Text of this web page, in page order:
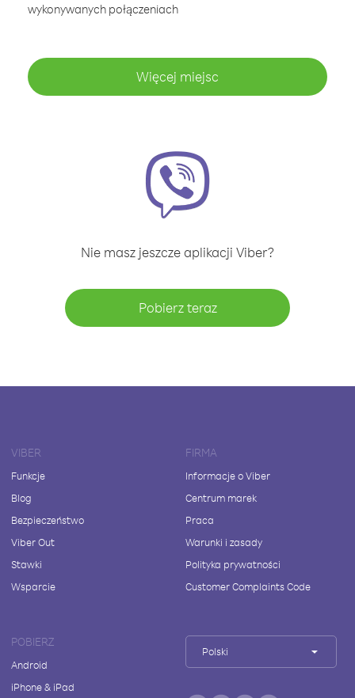
wykonywanych połączeniach
Więcej miejsc
Nie masz jeszcze aplikacji Viber?
Pobierz teraz
VIBER
Funkcje
Blog
Bezpieczeństwo
Viber Out
Stawki
Wsparcie
FIRMA
Informacje o Viber
Centrum marek
Praca
Warunki i zasady
Polityka prywatności
Customer Complaints Code
POBIERZ
Android
iPhone & iPad
Polski